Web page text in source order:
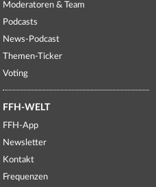
Moderatoren & Team
Podcasts
News-Podcast
Themen-Ticker
Voting
FFH-WELT
FFH-App
Newsletter
Kontakt
Frequenzen